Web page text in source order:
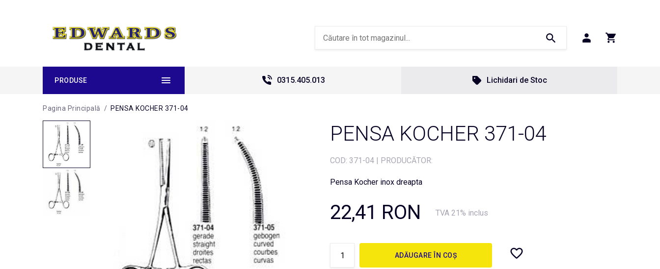
PRODUSE 0315.405.013 Lichidari de Stoc
Pagina Principală / PENSA KOCHER 371-04
PENSA KOCHER 371-04
COD: 371-04 | PRODUCĂTOR:
Pensa Kocher inox dreapta
22,41 RON TVA 21% inclus
ADĂUGARE ÎN COȘ